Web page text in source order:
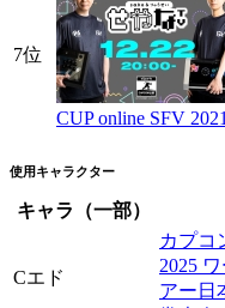
7位
CUP online SFV
使用キャラクター
キャラ（一部）
Cエド
カプコ
2025
アー日